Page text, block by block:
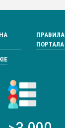
ПРАВИЛА
ПОРТАЛА